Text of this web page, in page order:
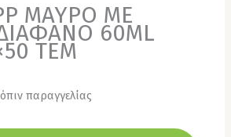
ΜΑΥΡΟ ΜΕ
60ML
TEM
παραγγελίας